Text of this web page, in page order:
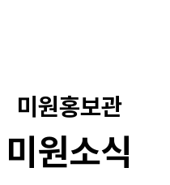
미원홍보관
미원소식